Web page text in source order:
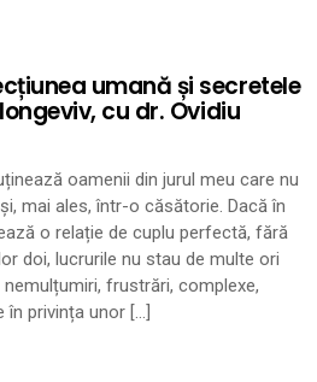
umană și secretele
cu dr. Ovidiu
oamenii din jurul meu care nu
mai ales, într-o căsătorie. Dacă în
o relație de cuplu perfectă, fără
doi, lucrurile nu stau de multe ori
frustrări, complexe,
în privința unor […]